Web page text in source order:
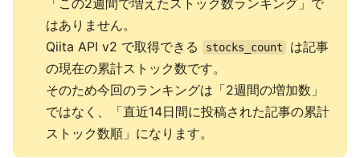
「この2週間で増えたストック数ランキング」で
はありません。
Qiita API v2 で取得できる
stocks_count
は記事
の現在の累計ストック数です。
そのため今回のランキングは「2週間の増加数」
ではなく、「直近14日間に投稿された記事の累計
ストック数順」になります。